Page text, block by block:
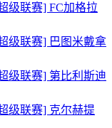
级联赛] FC加格拉
级联赛] 巴图米戴拿
级联赛] 第比利斯迪
级联赛] 克尔赫提